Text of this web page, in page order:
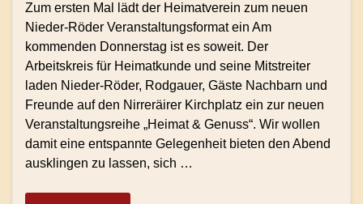
Zum ersten Mal lädt der Heimatverein zum neuen
Nieder-Röder Veranstaltungsformat ein Am
kommenden Donnerstag ist es soweit. Der
Arbeitskreis für Heimatkunde und seine Mitstreiter
laden Nieder-Röder, Rodgauer, Gäste Nachbarn und
Freunde auf den Nirreräirer Kirchplatz ein zur neuen
Veranstaltungsreihe „Heimat & Genuss“. Wir wollen
damit eine entspannte Gelegenheit bieten den Abend
ausklingen zu lassen, sich …